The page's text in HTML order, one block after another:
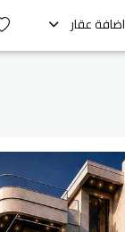
اضافة عقار